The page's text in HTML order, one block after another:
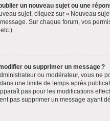
un nouveau sujet ou une
sujet, cliquez sur « Nouveau
Sur chaque forum, vos
ou supprimer un message ?
ou modérateur, vous ne
une limite de temps après
pas pour les modifications
pas supprimer un message ayant